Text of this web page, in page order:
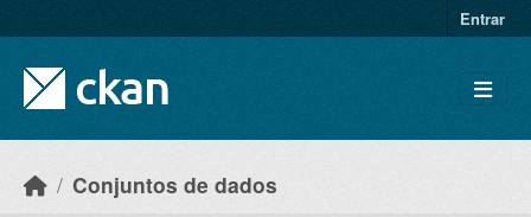
Entrar
Conjuntos de dados